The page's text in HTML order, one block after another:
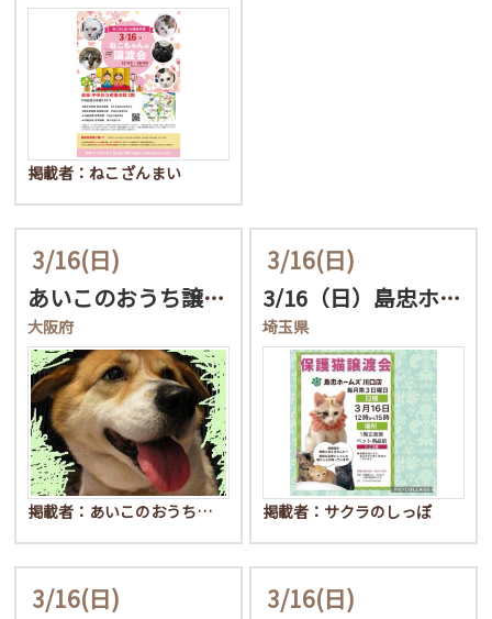
掲載者：ねこざんまい
3/16(日)
あいこのおうち譲渡会
大阪府
掲載者：あいこのおうち…
3/16(日)
3/16（日）島忠ホーム…
埼玉県
掲載者：サクラのしっぽ
3/16(日) 3/16(日)